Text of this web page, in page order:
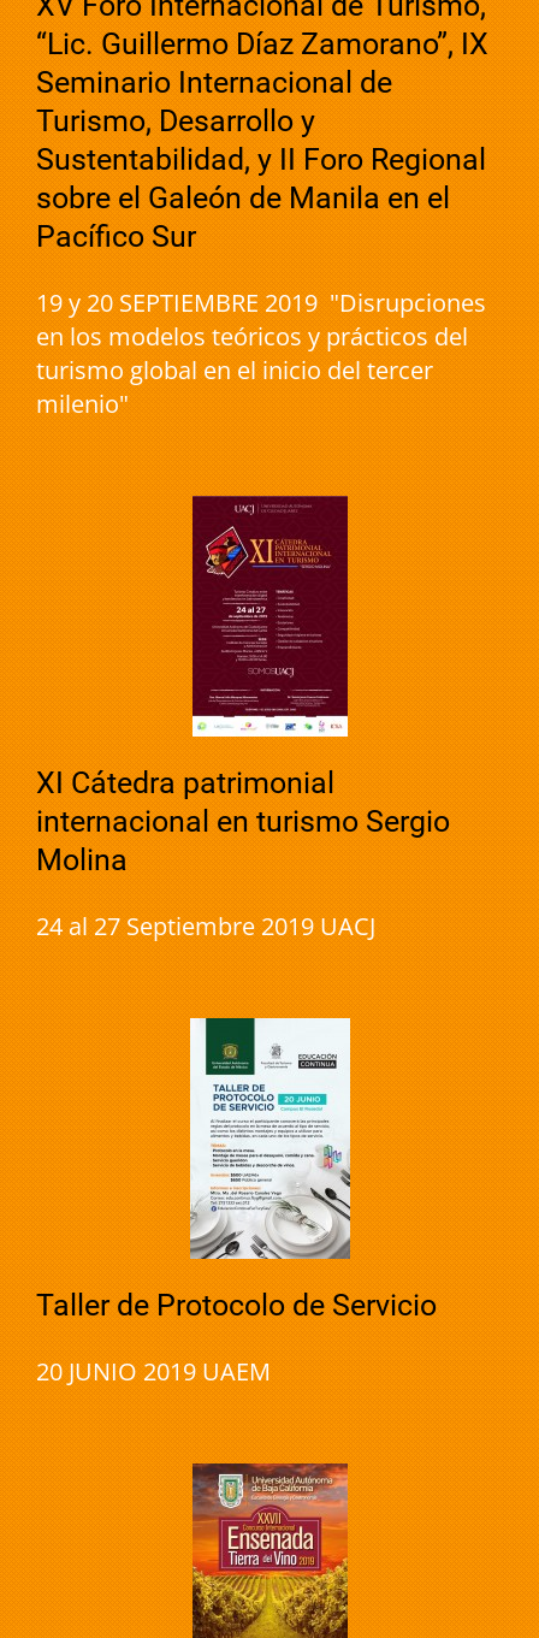
“Lic. Guillermo Díaz Zamorano”, IX
Seminario Internacional de
Turismo, Desarrollo y
Sustentabilidad, y II Foro Regional
sobre el Galeón de Manila en el
Pacífico Sur
19 y 20 SEPTIEMBRE 2019 "Disrupciones
en los modelos teóricos y prácticos del
turismo global en el inicio del tercer
milenio"
XI Cátedra patrimonial
internacional en turismo Sergio
Molina
24 al 27 Septiembre 2019 UACJ
Taller de Protocolo de Servicio
20 JUNIO 2019 UAEM